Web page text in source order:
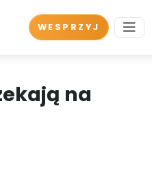
WESPRZYJ
na